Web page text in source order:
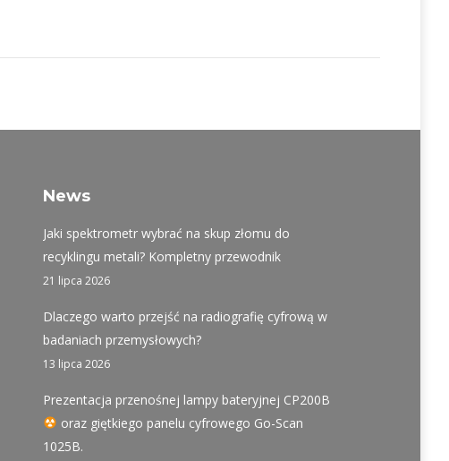
News
Jaki spektrometr wybrać na skup złomu do
recyklingu metali? Kompletny przewodnik
21 lipca 2026
Dlaczego warto przejść na radiografię cyfrową w
badaniach przemysłowych?
13 lipca 2026
Prezentacja przenośnej lampy bateryjnej CP200B
oraz giętkiego panelu cyfrowego Go-Scan
1025B.